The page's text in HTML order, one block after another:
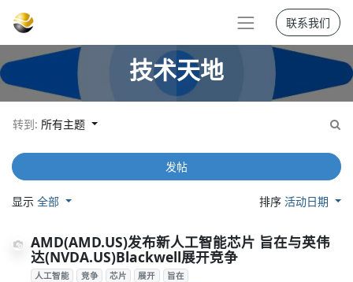
联系我们
技术天地
转到: 所有主题
发帖
显示 全部 排序活动日期
AMD(AMD.US)发布新人工智能芯片 旨在与英伟
达(NVDA.US)Blackwell展开竞争
人工智能 竞争 芯片 展开 旨在